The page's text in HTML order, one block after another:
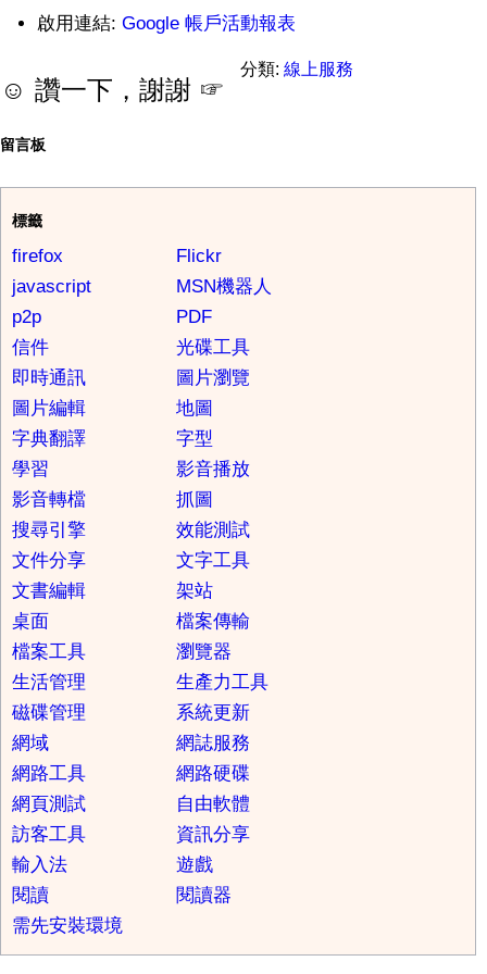
啟用連結:Google 帳戶活動報表
☺ 讚一下，謝謝 ☞
分類: 線上服務
留言板
標籤
firefox
Flickr
javascript
MSN機器人
p2p
PDF
信件
光碟工具
即時通訊
圖片瀏覽
圖片編輯
地圖
字典翻譯
字型
學習
影音播放
影音轉檔
抓圖
搜尋引擎
效能測試
文件分享
文字工具
文書編輯
架站
桌面
檔案傳輸
檔案工具
瀏覽器
生活管理
生產力工具
磁碟管理
系統更新
網域
網誌服務
網路工具
網路硬碟
網頁測試
自由軟體
訪客工具
資訊分享
輸入法
遊戲
閱讀
閱讀器
需先安裝環境